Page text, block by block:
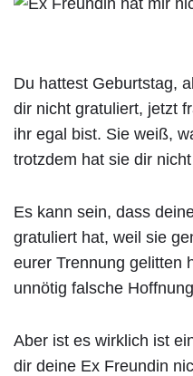
Du hattest Geburtstag,
dir nicht gratuliert, jetzt
ihr egal bist. Sie weiß,
trotzdem hat sie dir
Es kann sein, dass
gratuliert hat, weil sie
eurer Trennung gelitten
unnötig falsche
Aber ist es wirklich ist
dir deine Ex Freundin